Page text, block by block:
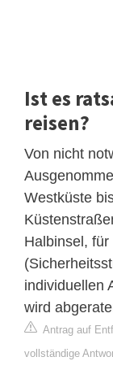
Ist es
reisen?
Von nicht
Westküste
Halbinsel,
individuellen
wird
Antrag auf
vollständige